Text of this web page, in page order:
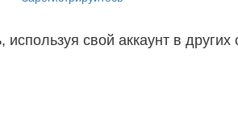
используя свой аккаунт в других